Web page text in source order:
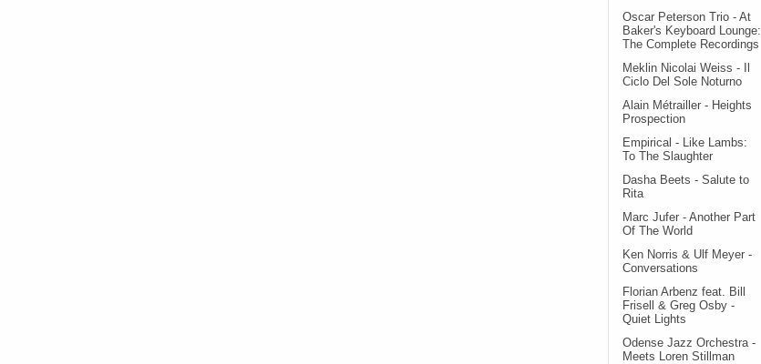
Oscar Peterson Trio - At
Baker's Keyboard Lounge:
The Complete Recordings
Meklin Nicolai Weiss - Il
Ciclo Del Sole Noturno
Alain Métrailler - Heights
Prospection
Empirical - Like Lambs:
To The Slaughter
Dasha Beets - Salute to
Rita
Marc Jufer - Another Part
Of The World
Ken Norris & Ulf Meyer -
Conversations
Florian Arbenz feat. Bill
Frisell & Greg Osby -
Quiet Lights
Odense Jazz Orchestra -
Meets Loren Stillman